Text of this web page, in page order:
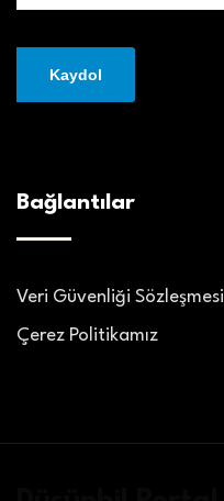
Bağlantılar
Veri Güvenliği Sözleşmesi
Çerez Politikamız